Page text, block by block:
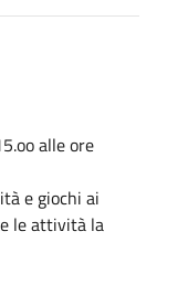
alle ore
e giochi ai
le attività la